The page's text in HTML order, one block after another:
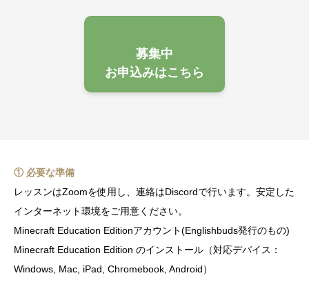
募集中
お申込みはこちら
① 必要な準備
レッスンはZoomを使用し、連絡はDiscordで行います。安定した
インターネット環境をご用意ください。
Minecraft Education Editionアカウント(Englishbuds発行のもの)
Minecraft Education Edition のインストール（対応デバイス：
Windows, Mac, iPad, Chromebook, Android）